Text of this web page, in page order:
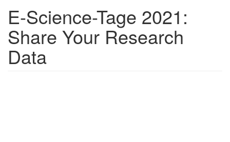
E-Science-Tage 2021:
Share Your Research
Data